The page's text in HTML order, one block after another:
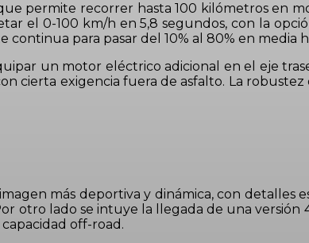
permite recorrer hasta 100 kilómetros en
el 0-100 km/h en 5,8 segundos, con la
continua para pasar del 10% al 80% en media
un motor eléctrico adicional en el eje
cierta exigencia fuera de asfalto. La robustez
más deportiva y dinámica, con detalles
otro lado se intuye la llegada de una versión
off-road.